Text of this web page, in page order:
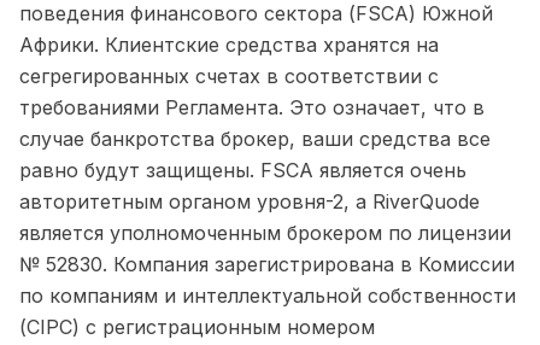
поведения финансового сектора (FSCA) Южной
Африки. Клиентские средства хранятся на
сегрегированных счетах в соответствии с
требованиями Регламента. Это означает, что в
случае банкротства брокер, ваши средства все
равно будут защищены. FSCA является очень
авторитетным органом уровня-2, а RiverQuode
является уполномоченным брокером по лицензии
№ 52830. Компания зарегистрирована в Комиссии
по компаниям и интеллектуальной собственности
(CIPC) с регистрационным номером